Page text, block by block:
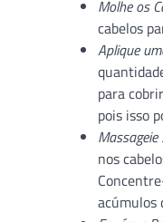
Molhe os
cabelos
Aplique
para
pois isso
Massageie
nos
acúmulos